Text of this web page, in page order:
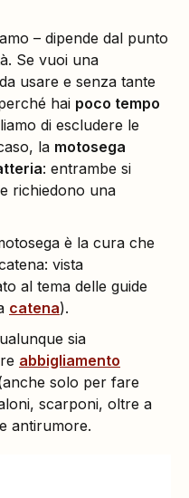
– dipende dal punto
Se vuoi una
usare e senza tante
hai poco tempo
di escludere le
la motosega
: entrambe si
richiedono una
è la cura che
vista
al tema delle guide
catena).
sia
abbigliamento
solo per fare
scarponi, oltre a
antirumore.